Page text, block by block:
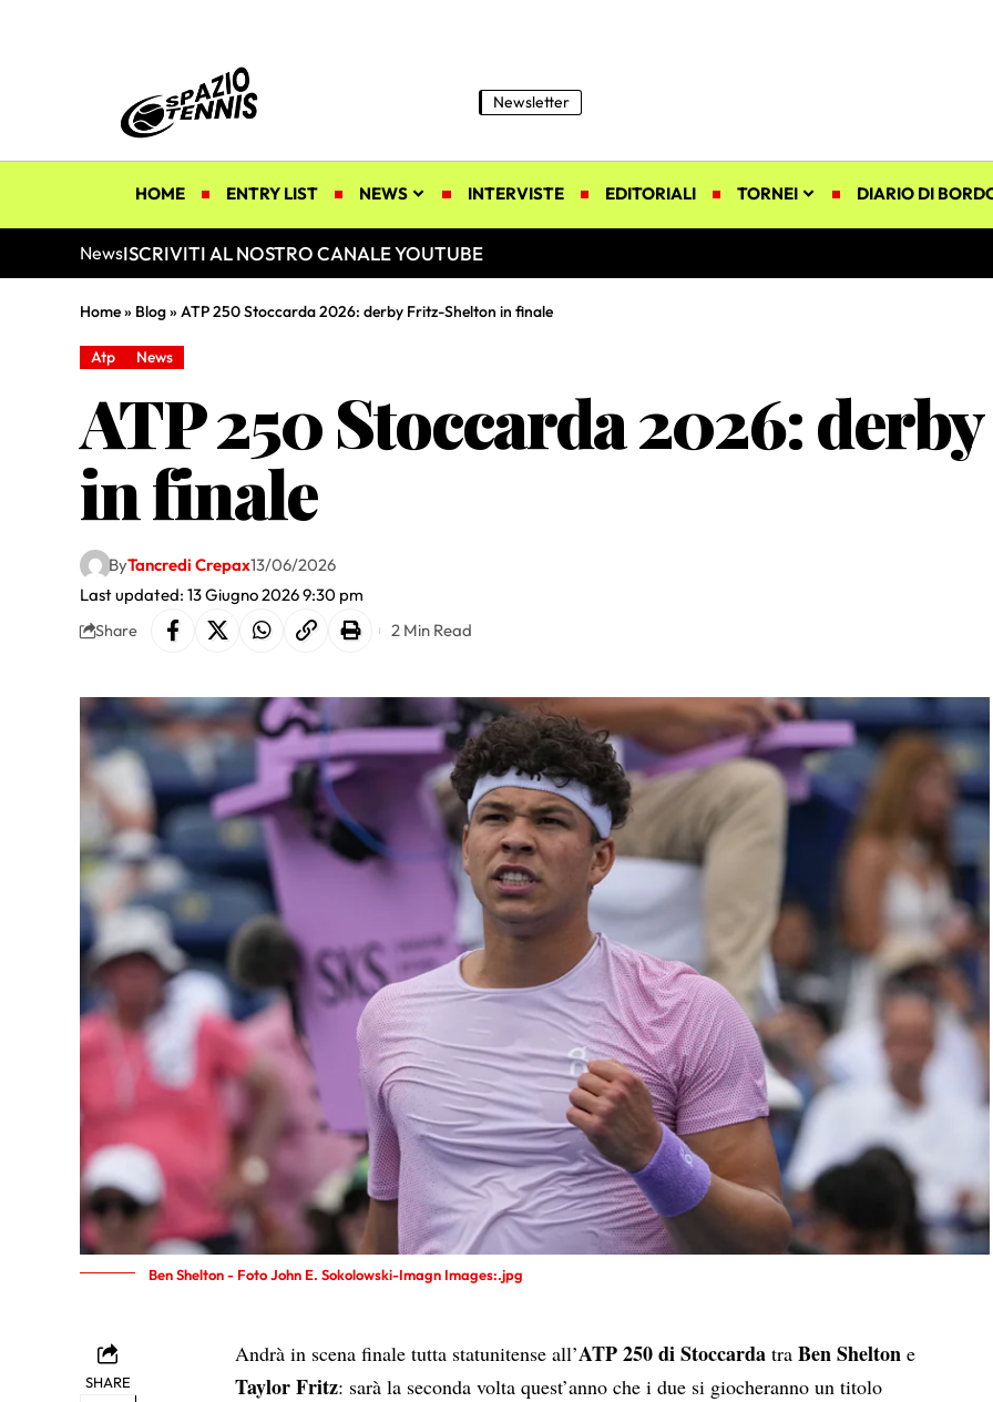
Newsletter
HOME ENTRY LIST NEWS INTERVISTE EDITORIALI TORNEI DIARIO DI
NewsISCRIVITI AL NOSTRO CANALE YOUTUBE
Home» Blog» ATP 250 Stoccarda 2026: derby Fritz-Shelton in finale
Atp News
ATP 250 Stoccarda 2026:
in finale
Last updated: 13 Giugno 2026 9:30 pm
ByTancredi Crepax13/06/2026
Share 2 Min Read
Ben Shelton - Foto John E. Sokolowski-Imagn Images:.jpg
SHARE
Andrà in scena finale tutta statunitense all’ATP 250 di Stoccarda traBen Shelton e
Taylor Fritz: sarà la seconda volta quest’anno che i due si giocheranno un titolo